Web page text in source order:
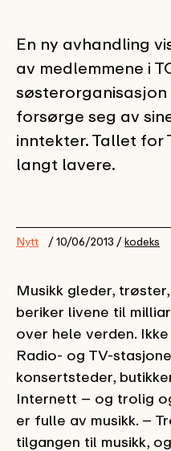
En ny avhandling
av medlemmene i
søsterorganisasjon
forsørge seg av
inntekter. Tallet for
langt lavere.
Nytt / 10/06/2013 /kodeks
Musikk gleder,
beriker livene til
over hele verden.
Radio- og TV-
konsertsteder,
Internett – og trolig
er fulle av musikk. –
tilgangen til musikk,